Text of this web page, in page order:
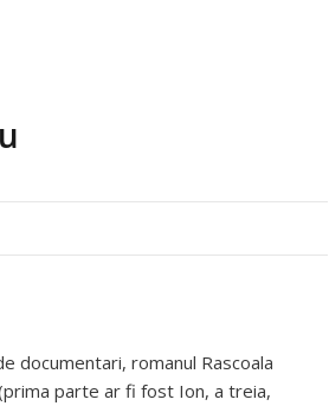
documentari, romanul Rascoala
parte ar fi fost Ion, a treia,